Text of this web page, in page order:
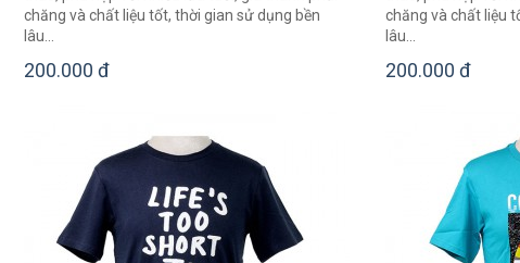
chăng và chất liệu tốt, thời gian sử dụng bền
lâu...
200.000 đ
chăng và chất liệu
lâu...
200.000 đ